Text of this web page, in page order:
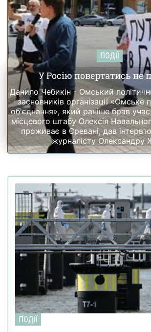
ПОДІЇ
У Росію повертатись не
Данило Чебикін - Омський
засновників організації «Омське
об'єднання», який раніше брав
місцевого штабу Олексія
проживає в Єревані, дав
журналісту Олександру
ПОДІЇ